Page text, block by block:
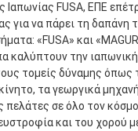
FUSA, ΕΠΕ
για να πάρει τη δαπάνη
«FUSA» και
την ιαπωνική,
τομείς δύναμης όπως
τα γεωργικά
σε όλο τον
και του χορού